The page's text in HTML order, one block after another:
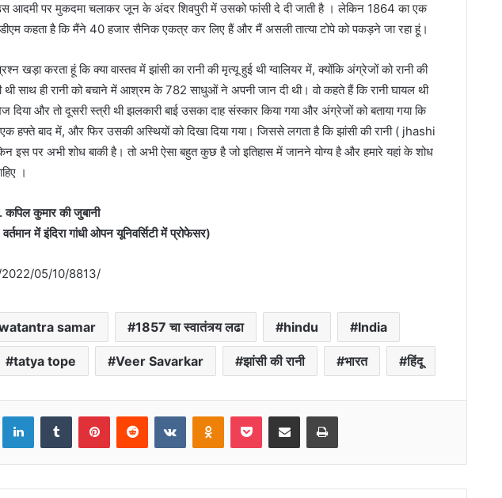
आदमी पर मुकदमा चलाकर जून के अंदर शिवपुरी में उसको फांसी दे दी जाती है । लेकिन 1864 का एक
कहता है कि मैंने 40 हजार सैनिक एकत्र कर लिए हैं और मैं असली तात्या टोपे को पकड़ने जा रहा हूं।
खड़ा करता हूं कि क्या वास्तव में झांसी का रानी की मृत्यू हुई थी ग्वालियर में, क्योंकि अंग्रेजों को रानी की
थी साथ ही रानी को बचाने में आश्रम के 782 साधुओं ने अपनी जान दी थी। वो कहते हैं कि रानी घायल थी
दिया और तो दूसरी स्त्री थी झलकारी बाई उसका दाह संस्कार किया गया और अंग्रेजों को बताया गया कि
एक हफ्ते बाद में, और फिर उसकी अस्थियों को दिखा दिया गया। जिससे लगता है कि झांसी की रानी ( jhashi
इस पर अभी शोध बाकी है। तो अभी ऐसा बहुत कुछ है जो इतिहास में जानने योग्य है और हमारे यहां के शोध
।
कुमार की जुबानी
में इंदिरा गांधी ओपन यूनिवर्सिटी में प्रोफेसर)
05/10/8813/
samar 1857 चा स्वातंत्र्य लढा hindu India
tatya tope Veer Savarkar झांसी की रानी भारत हिंदू
LinkedInTumblr PinterestReddit VKontakteOdnoklassniki
Pocket Share via Email Print